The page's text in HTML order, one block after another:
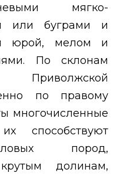
мягко-
или буграми и
юрой, мелом и
По склонам
по правому
многочисленные
способствуют
пород,
долинам,